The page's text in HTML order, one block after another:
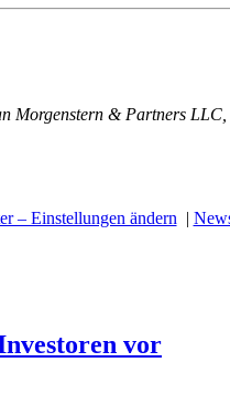
Morgenstern & Partners LLC,
– Einstellungen ändern |
vor